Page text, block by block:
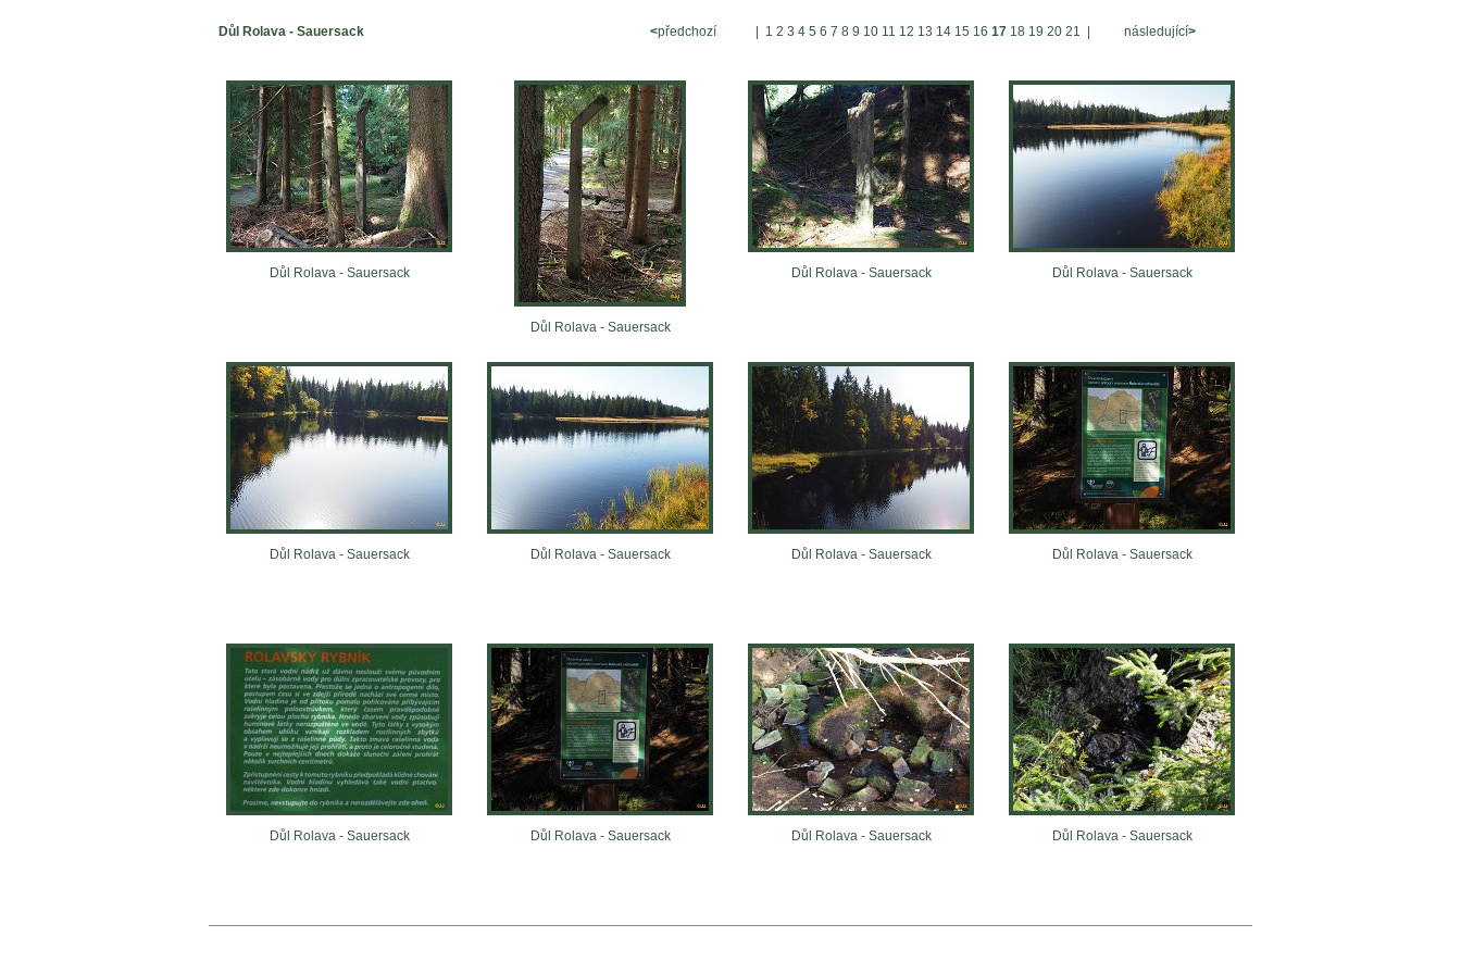
Důl Rolava - Sauersack <předchozí 1 2 3 4 5 6 7 8 9 10 11 12 13 14 15 16 17 18 19 20 21 následující>
Důl Rolava - Sauersack
Důl Rolava - Sauersack
Důl Rolava - Sauersack Důl Rolava - Sauersack
Důl Rolava - Sauersack Důl Rolava - Sauersack Důl Rolava - Sauersack Důl Rolava - Sauersack
Důl Rolava - Sauersack Důl Rolava - Sauersack Důl Rolava - Sauersack Důl Rolava - Sauersack